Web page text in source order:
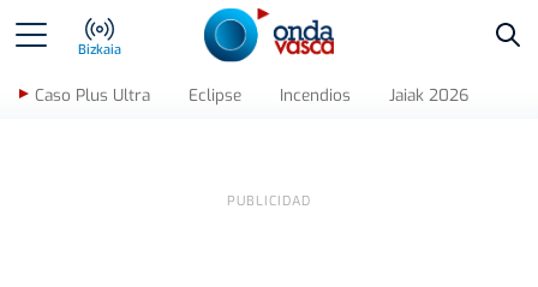
Bizkaia
Caso Plus Ultra Eclipse Incendios Jaiak 2026